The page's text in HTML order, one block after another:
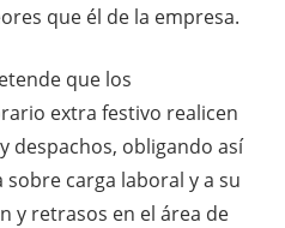
que él de la empresa.
que los
extra festivo realicen
despachos, obligando así
carga laboral y a su
y retrasos en el área de